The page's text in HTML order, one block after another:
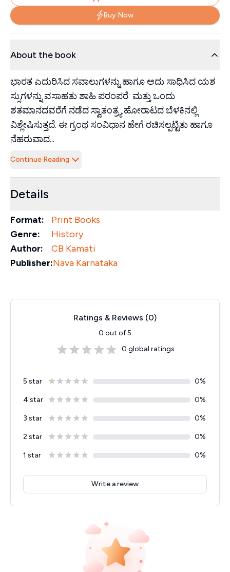
Buy Now
About the book
ಭಾರತ ಎದುರಿಸಿದ ಸವಾಲುಗಳನ್ನು ಹಾಗೂ ಅದು ಸಾಧಿಸಿದ ಯಶ
ಸ್ಸುಗಳನ್ನು ವಸಾಹತು ಶಾಹಿ ಪರಂಪರೆ ಮತ್ತು ಒಂದು
ಶತಮಾನದವರೆಗೆ ನಡೆದ ಸ್ವಾತಂತ್ರ್ಯ ಹೋರಾಟದ ಬೆಳಕಿನಲ್ಲಿ
ವಿಶ್ಲೇಷಿಸುತ್ತದೆ. ಈ ಗ್ರಂಥ ಸಂವಿಧಾನ ಹೇಗೆ ರಚಿಸಲ್ಪಟ್ಟಿತು ಹಾಗೂ
ನೆಹರುವಾದ...
Continue Reading
Details
Format:
Print Books
Genre:
History
Author:
CB Kamati
Publisher:Nava Karnataka
Ratings & Reviews (0)
0 out of 5
0 global ratings
5 star 0%
4 star 0%
3 star 0%
2 star 0%
1 star 0%
Write a review